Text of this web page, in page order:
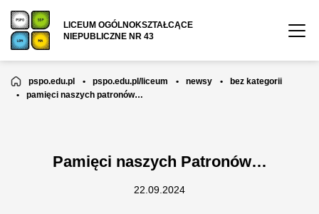
LICEUM OGÓLNOKSZTAŁCĄCE
NIEPUBLICZNE NR 43
pspo.edu.pl • pspo.edu.pl/liceum • newsy •
bez kategorii
•
pamięci naszych patronów…
Pamięci naszych Patronów…
22.09.2024